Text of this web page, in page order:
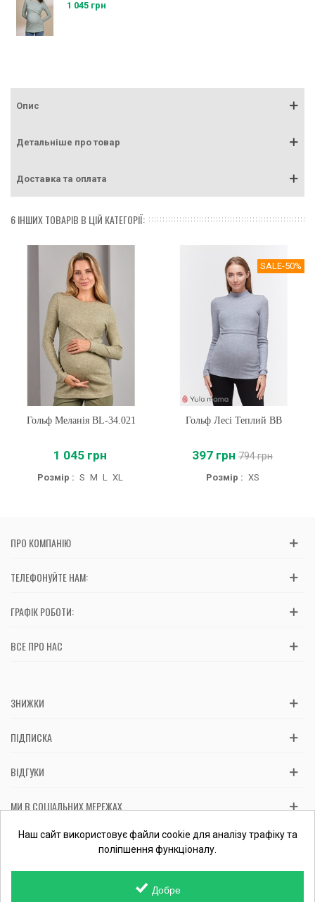
1 045 грн
Опис
Детальніше про товар
Доставка та оплата
6 ІНШИХ ТОВАРІВ В ЦІЙ КАТЕГОРІЇ:
Гольф Меланія BL-34.021
1 045 грн
Розмір : S M L XL
SALE-50%
Гольф Лесі Теплий BB
397 грн 794 грн
Розмір : XS
ПРО КОМПАНІЮ
ТЕЛЕФОНУЙТЕ НАМ:
ГРАФІК РОБОТИ:
ВСЕ ПРО НАС
ЗНИЖКИ
ПІДПИСКА
ВІДГУКИ
МИ В СОЦІАЛЬНИХ МЕРЕЖАХ
Вас обслуговує: ФОП Косташ С.І., номер запису в ЄДР 2 673 000
0000 057597 від 06.01.2017.Перевірити ФОП
Наш сайт використовує файли cookie для аналізу трафіку та
поліпшення функціоналу.
Добре